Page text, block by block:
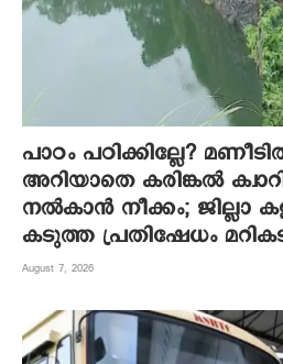
പാഠം പഠിക്കില്ലേ?
അറിയാതെ കരിങ്കല്‍
നല്‍കാന്‍ നീക്കം; ജില്ലാ
കടുത്ത പ്രതിഷേധം
August 7, 2026